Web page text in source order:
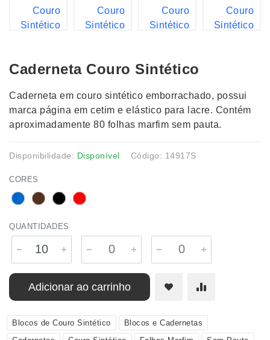
Caderneta Couro Sintético
Caderneta em couro sintético emborrachado, possui
marca página em cetim e elástico para lacre. Contém
aproximadamente 80 folhas marfim sem pauta.
Disponibilidade: Disponível Código: 14917S
CORES
QUANTIDADES
Adicionar ao carrinho
Blocos de Couro Sintético
Blocos e Cadernetas